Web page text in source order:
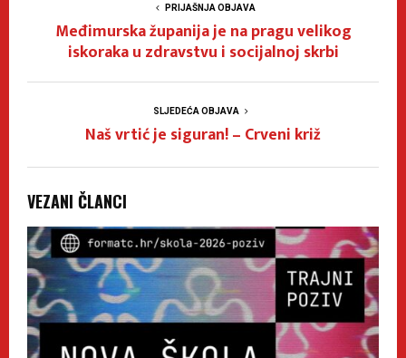
PRIJAŠNJA OBJAVA
Međimurska županija je na pragu velikog
iskoraka u zdravstvu i socijalnoj skrbi
SLJEDEĆA OBJAVA
Naš vrtić je siguran! – Crveni križ
VEZANI ČLANCI